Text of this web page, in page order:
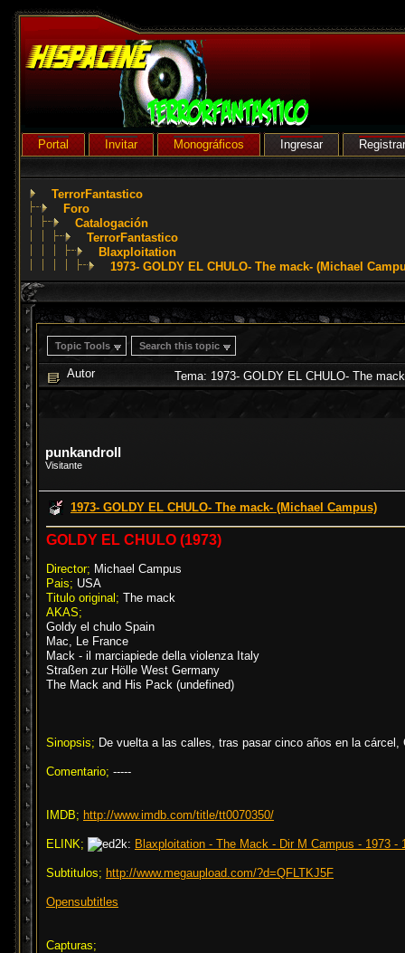
Portal Invitar Monográficos Ingresar
TerrorFantastico
Foro
Catalogación
TerrorFantastico
Blaxploitation
1973- GOLDY EL CHULO- The mack- (Michael
Topic Tools Search this topic
Autor Tema: 1973- GOLDY EL CHULO- The
punkandroll
Visitante
1973- GOLDY EL CHULO- The mack- (Michael Campus)
GOLDY EL CHULO (1973)
Director; Michael Campus
Pais; USA
Titulo original; The mack
AKAS;
Goldy el chulo Spain
Mac, Le France
Mack - il marciapiede della violenza Italy
Straßen zur Hölle West Germany
The Mack and His Pack (undefined)
Sinopsis; De vuelta a las calles, tras pasar cinco años en la
Comentario; -----
IMDB; http://www.imdb.com/title/tt0070350/
ELINK; Blaxploitation - The Mack - Dir M Campus - 1973 -
Subtitulos; http://www.megaupload.com/?d=QFLTKJ5F
Opensubtitles
Capturas;